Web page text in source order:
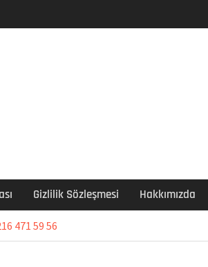
Gizlilik Sözleşmesi Hakkımızda
471 59 56